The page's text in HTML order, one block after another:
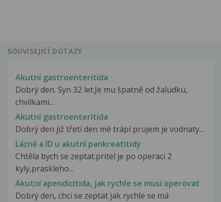
SOUVISEJÍCÍ DOTAZY
Akutní gastroenteritida
Dobrý den. Syn 32 let.Je mu špatně od žaludku,
chvilkami...
Akutní gastroenteritida
Dobrý den již třetí den mě trápí prujem je vodnaty...
Lázně a ID u akutní pankreatitidy
Chtěla bych se zeptat.pritel je po operaci 2
kyly,praskleho...
Akutní apendicitida, jak rychle se musí operovat
Dobrý den, chci se zeptat jak rychle se má